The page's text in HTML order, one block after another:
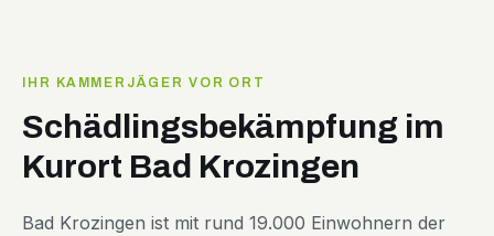
IHR KAMMERJÄGER VOR ORT
Schädlingsbekämpfung im
Kurort Bad Krozingen
Bad Krozingen ist mit rund 19.000 Einwohnern der